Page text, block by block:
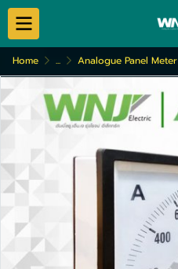
Home ... Analogue Panel Meter